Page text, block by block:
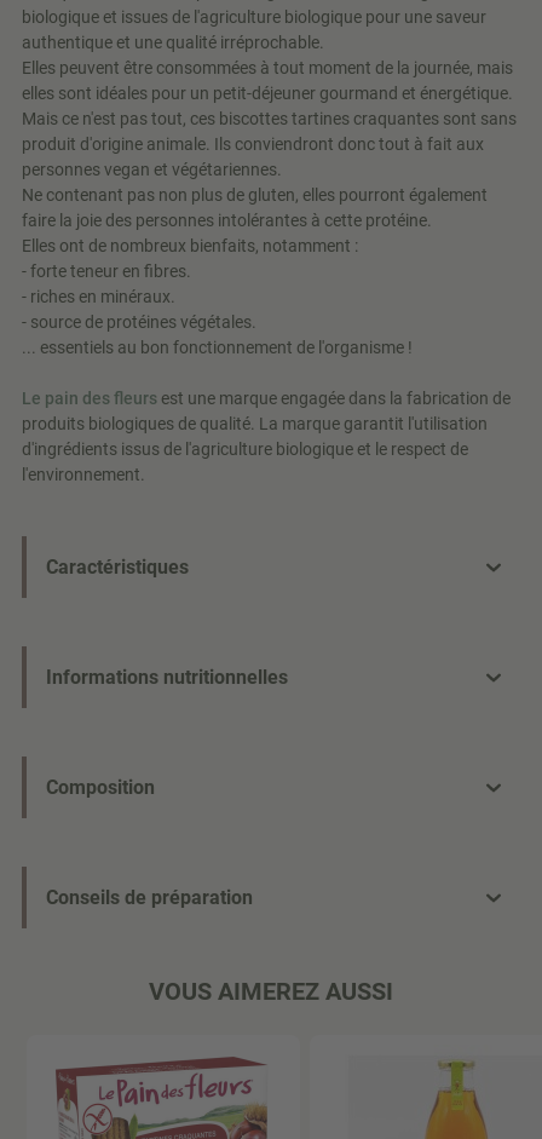
biologique et issues de l'agriculture biologique pour une saveur
authentique et une qualité irréprochable.
Elles peuvent être consommées à tout moment de la journée, mais
elles sont idéales pour un petit-déjeuner gourmand et énergétique.
Mais ce n'est pas tout, ces biscottes tartines craquantes sont sans
produit d'origine animale. Ils conviendront donc tout à fait aux
personnes vegan et végétariennes.
Ne contenant pas non plus de gluten, elles pourront également
faire la joie des personnes intolérantes à cette protéine.
Elles ont de nombreux bienfaits, notamment :
- forte teneur en fibres.
- riches en minéraux.
- source de protéines végétales.
... essentiels au bon fonctionnement de l'organisme !
Le pain des fleurs est une marque engagée dans la fabrication de
produits biologiques de qualité. La marque garantit l'utilisation
d'ingrédients issus de l'agriculture biologique et le respect de
l'environnement.
Caractéristiques
Informations nutritionnelles
Composition
Conseils de préparation
VOUS AIMEREZ AUSSI